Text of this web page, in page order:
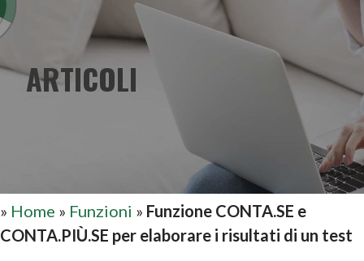
ARTICOLI
» Home » Funzioni » Funzione CONTA.SE e
CONTA.PIÙ.SE per elaborare i risultati di un test